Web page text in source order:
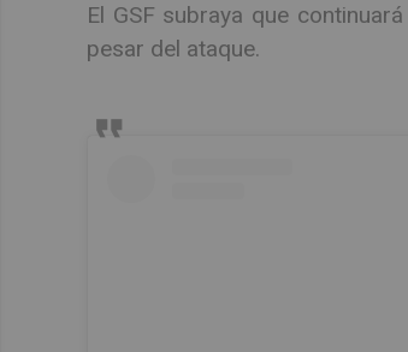
El GSF subraya que
pesar del ataque.